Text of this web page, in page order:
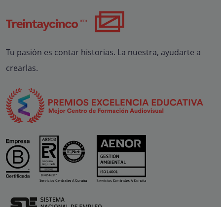
Tu pasión es contar historias. La nuestra, ayudarte a
crearlas.